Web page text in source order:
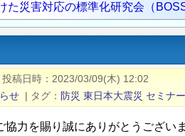
災害対応の標準化研究会（BOSS
投稿日時
2023/03/09(木) 12:02
せ | タグ 防災 東日本大震災 セミナー
力を賜り誠にありがとうございま